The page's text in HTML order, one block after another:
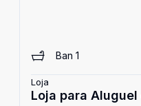
Ban 1
Loja
Loja para